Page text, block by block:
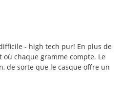
- high tech pur! En plus de
chaque gramme compte. Le
de sorte que le casque offre un